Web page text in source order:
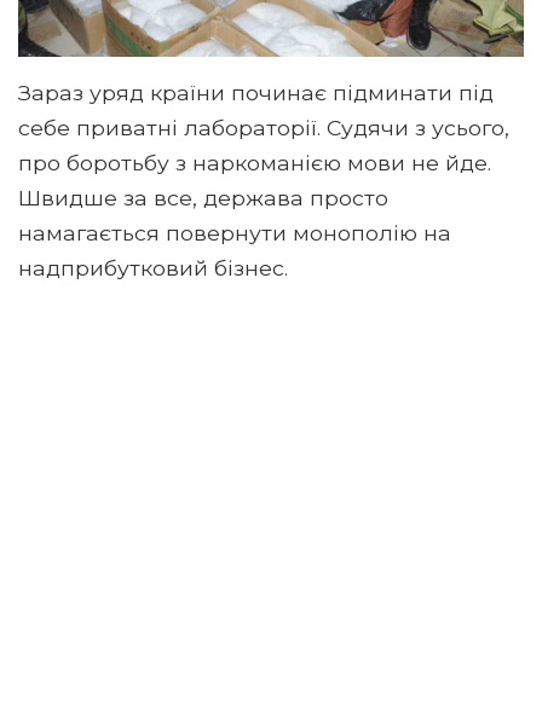
Зараз уряд країни починає підминати під
себе приватні лабораторії. Судячи з усього,
про боротьбу з наркоманією мови не йде.
Швидше за все, держава просто
намагається повернути монополію на
надприбутковий бізнес.